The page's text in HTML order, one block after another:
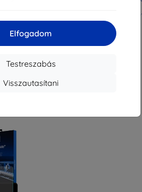
Elfogadom
Testreszabás
Visszautasítani
III
3mk TechWrap matt védőfólia a
Kia ProCeed 2022-25 középső
12 990 Ft